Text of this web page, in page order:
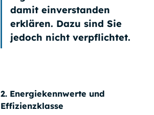
damit einverstanden
erklären. Dazu sind Sie
jedoch nicht verpflichtet.
2. Energiekennwerte und
Effizienzklasse